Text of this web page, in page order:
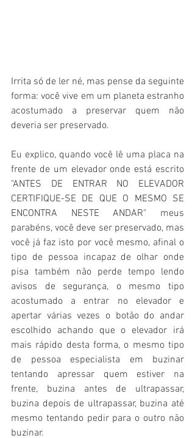
Irrita só de ler né, mas pense da seguinte
forma: você vive em um planeta estranho
acostumado a preservar quem não
deveria ser preservado.
Eu explico, quando você lê uma placa na
frente de um elevador onde está escrito
"ANTES DE ENTRAR NO ELEVADOR
CERTIFIQUE-SE DE QUE O MESMO SE
ENCONTRA NESTE ANDAR" meus
parabéns, você deve ser preservado, mas
você já faz isto por você mesmo, afinal o
tipo de pessoa incapaz de olhar onde
pisa também não perde tempo lendo
avisos de segurança, o mesmo tipo
acostumado a entrar no elevador e
apertar várias vezes o botão do andar
escolhido achando que o elevador irá
mais rápido desta forma, o mesmo tipo
de pessoa especialista em buzinar
tentando apressar quem estiver na
frente, buzina antes de ultrapassar,
buzina depois de ultrapassar, buzina até
mesmo tentando pedir para o outro não
buzinar.